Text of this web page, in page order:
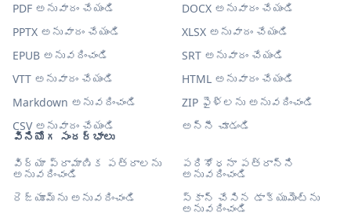
వినియోగ సందర్భాలు
విద్యా ప్రామాణిక పత్రాలను
అనువదించండి
పరిశోధనా పత్రాన్ని
అనువదించండి
రెజ్యూమ్‌ను అనువదించండి
స్కాన్ చేసిన డాక్యుమెంట్‌ను
అనువదించండి
PDF అనువాదం చేయండి
DOCX అనువాదం చేయండి
PPTX అనువాదం చేయండి
XLSX అనువాదం చేయండి
EPUB అనువదించండి
SRT అనువాదం చేయండి
VTT అనువాదం చేయండి
HTML అనువాదం చేయండి
Markdown అనువదించండి
ZIP ఫైళ్లను అనువదించండి
CSV అనువాదం చేయండి
అన్నీ చూడండి